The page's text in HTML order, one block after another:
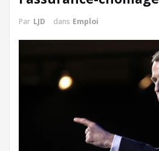
Par LJD dans Emploi